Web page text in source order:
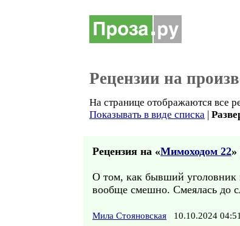
Рецензии на
На странице отображаются все
Показывать в виде списка |
Рецензия на «Мимоходом 22»
О том, как бывший уголовник
вообще смешно. Смеялась до
Мила Стояновская 10.10.2024